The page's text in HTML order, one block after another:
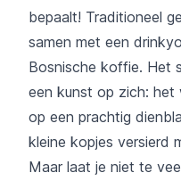
bepaalt! Traditioneel
samen met een
Bosnische koffie. Het
een kunst op zich: het
op een prachtig
kleine kopjes versierd
Maar laat je niet te